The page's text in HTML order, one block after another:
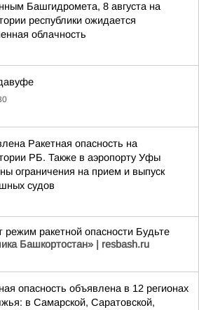
Башгидромета, 8 августа на
республики ожидается
облачность
Ракетная опасность на
РБ. Также в аэропорту Уфы
ограничения на прием и выпуск
судов
ракетной опасности Будьте
Башкортостан» | resbash.ru
опасность объявлена в 12 регионах
в Самарской, Саратовской,